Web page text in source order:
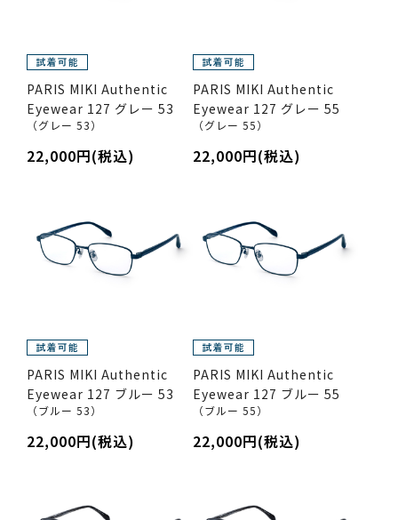
PARIS MIKI Authentic
Eyewear 127 グレー 53
（グレー 53）
22,000円(税込)
PARIS MIKI Authentic
Eyewear 127 グレー 55
（グレー 55）
22,000円(税込)
PARIS MIKI Authentic
Eyewear 127 ブルー 53
（ブルー 53）
22,000円(税込)
PARIS MIKI Authentic
Eyewear 127 ブルー 55
（ブルー 55）
22,000円(税込)